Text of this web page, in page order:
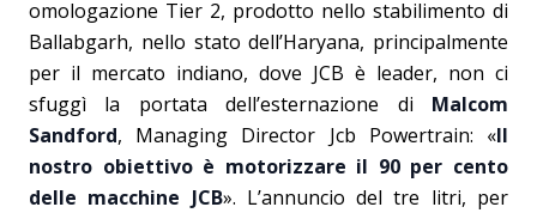
omologazione Tier 2, prodotto nello stabilimento di
Ballabgarh, nello stato dell’Haryana, principalmente
per il mercato indiano, dove JCB è leader, non ci
sfuggì la portata dell’esternazione di Malcom
Sandford, Managing Director Jcb Powertrain: «Il
nostro obiettivo è motorizzare il 90 per cento
delle macchine JCB». L’annuncio del tre litri, per